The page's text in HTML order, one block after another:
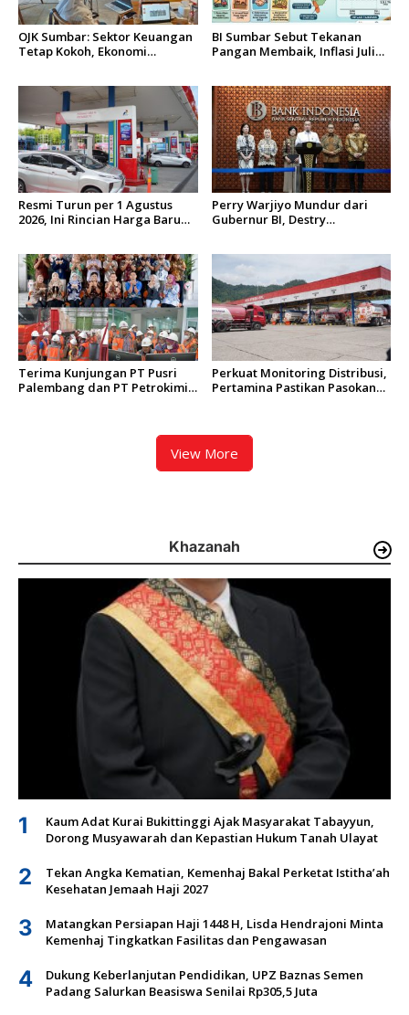
OJK Sumbar: Sektor Keuangan
Tetap Kokoh, Ekonomi
BI Sumbar Sebut Tekanan
Pangan Membaik, Inflasi Juli
Resmi Turun per 1 Agustus
2026, Ini Rincian Harga Baru
Perry Warjiyo Mundur dari
Gubernur BI, Destry
Terima Kunjungan PT Pusri
Palembang dan PT Petrokimia
Perkuat Monitoring Distribusi,
Pertamina Pastikan Pasokan
View More
Khazanah
1
Kaum Adat Kurai Bukittinggi Ajak Masyarakat Tabayyun,
Dorong Musyawarah dan Kepastian Hukum Tanah Ulayat
2
Tekan Angka Kematian, Kemenhaj Bakal Perketat Istitha’ah
Kesehatan Jemaah Haji 2027
3
Matangkan Persiapan Haji 1448 H, Lisda Hendrajoni Minta
Kemenhaj Tingkatkan Fasilitas dan Pengawasan
4
Dukung Keberlanjutan Pendidikan, UPZ Baznas Semen
Padang Salurkan Beasiswa Senilai Rp305,5 Juta